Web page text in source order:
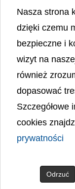
Liczba odwiedzin
Polityka
Mapa strony
Ochrona Danych
Deklaracja
Nasza strona
dzięki czemu
bezpieczne i
wizyt na
również
dopasować
Szczegółowe
cookies
prywatności
Odrzuć